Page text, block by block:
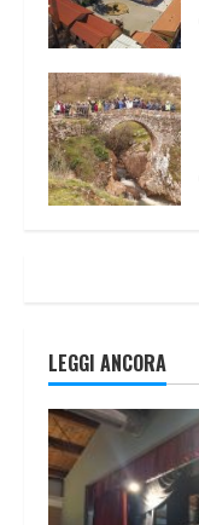
LEGGI ANCORA